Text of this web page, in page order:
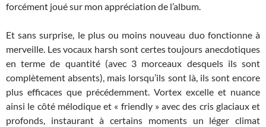
forcément joué sur mon appréciation de l’album.
Et sans surprise, le plus ou moins nouveau duo fonctionne à
merveille. Les vocaux harsh sont certes toujours anecdotiques
en terme de quantité (avec 3 morceaux desquels ils sont
complètement absents), mais lorsqu’ils sont là, ils sont encore
plus efficaces que précédemment. Vortex excelle et nuance
ainsi le côté mélodique et « friendly » avec des cris glaciaux et
profonds, instaurant à certains moments un léger climat